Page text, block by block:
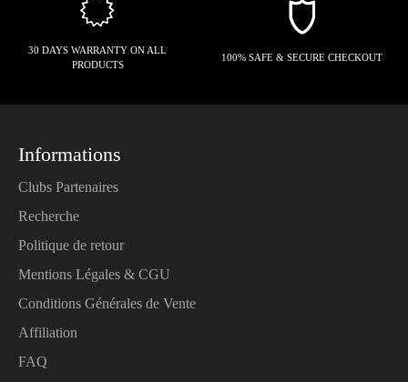
30 DAYS WARRANTY ON ALL
PRODUCTS
100% SAFE & SECURE CHECKOUT
Informations
Clubs Partenaires
Recherche
Politique de retour
Mentions Légales & CGU
Conditions Générales de Vente
Affiliation
FAQ